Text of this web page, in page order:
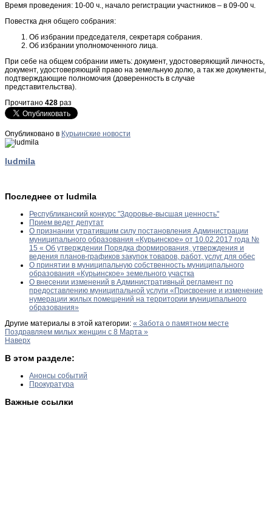
Время проведения: 10-00 ч., начало регистрации участников – в 09-00 ч.
Повестка дня общего собрания:
Об избрании председателя, секретаря собрания.
Об избрании уполномоченного лица.
При себе на общем собрании иметь: документ, удостоверяющий личность,
документ, удостоверяющий право на земельную долю, а так же документы,
подтверждающие полномочия (доверенность в случае
представительства).
Прочитано 428 раз
Опубликовано в Курьинские новости
ludmila
Последнее от ludmila
Республиканский конкурс "Здоровье-высшая ценность"
Прием ведет депутат
О признании утратившим силу постановления Администрации
муниципального образования «Курьинское» от 10.02.2017 года №
15 « Об утверждении Порядка формирования, утверждения и
ведения планов-графиков закупок товаров, работ, услуг для обес
О принятии в муниципальную собственность муниципального
образования «Курьинское» земельного участка
О внесении изменений в Административный регламент по
предоставлению муниципальной услуги «Присвоение и изменение
нумерации жилых помещений на территории муниципального
образования»
Другие материалы в этой категории: « Забота о памятном месте
Поздравляем милых женщин с 8 Марта »
Наверх
В этом разделе:
Анонсы событий
Прокуратура
Важные ссылки